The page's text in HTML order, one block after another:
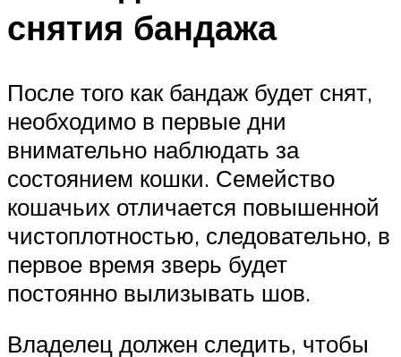
снятия бандажа
После того как бандаж будет снят,
необходимо в первые дни
внимательно наблюдать за
состоянием кошки. Семейство
кошачьих отличается повышенной
чистоплотностью, следовательно, в
первое время зверь будет
постоянно вылизывать шов.
Владелец должен следить, чтобы